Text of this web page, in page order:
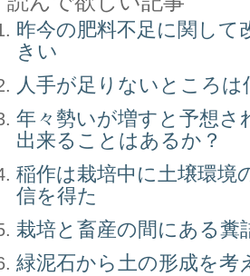
昨今の肥料不足に関して
きい
人手が足りないところは
年々勢いが増すと予想さ
出来ることはあるか？
稲作は栽培中に土壌環境
信を得た
栽培と畜産の間にある糞
緑泥石から土の形成を考